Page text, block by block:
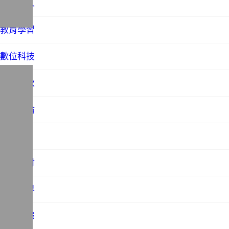
才子佳人
教育學習
數位科技
文藝春秋
時事評論
歷史探討
法務世界
社會百態